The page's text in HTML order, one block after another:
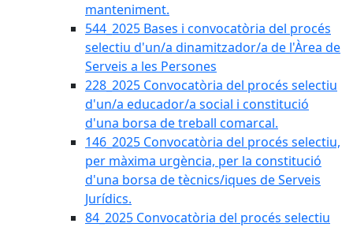
manteniment.
544_2025 Bases i convocatòria del procés
selectiu d'un/a dinamitzador/a de l'Àrea de
Serveis a les Persones
228_2025 Convocatòria del procés selectiu
d'un/a educador/a social i constitució
d'una borsa de treball comarcal.
146_2025 Convocatòria del procés selectiu,
per màxima urgència, per la constitució
d'una borsa de tècnics/iques de Serveis
Jurídics.
84_2025 Convocatòria del procés selectiu